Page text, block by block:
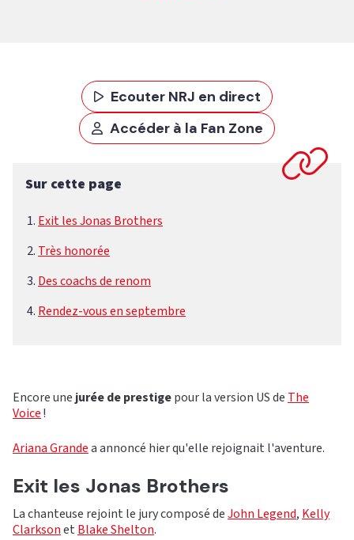
Ecouter NRJ en direct
Accéder à la Fan Zone
Sur cette page
Exit les Jonas Brothers
Très honorée
Des coachs de renom
Rendez-vous en septembre
Encore une jurée de prestigepour la version US de The
Voice!
Ariana Grandea annoncé hier qu'elle rejoignait l'aventure.
Exit les Jonas Brothers
La chanteuse rejoint le jury composé deJohn Legend, Kelly
Clarksonet Blake Shelton.